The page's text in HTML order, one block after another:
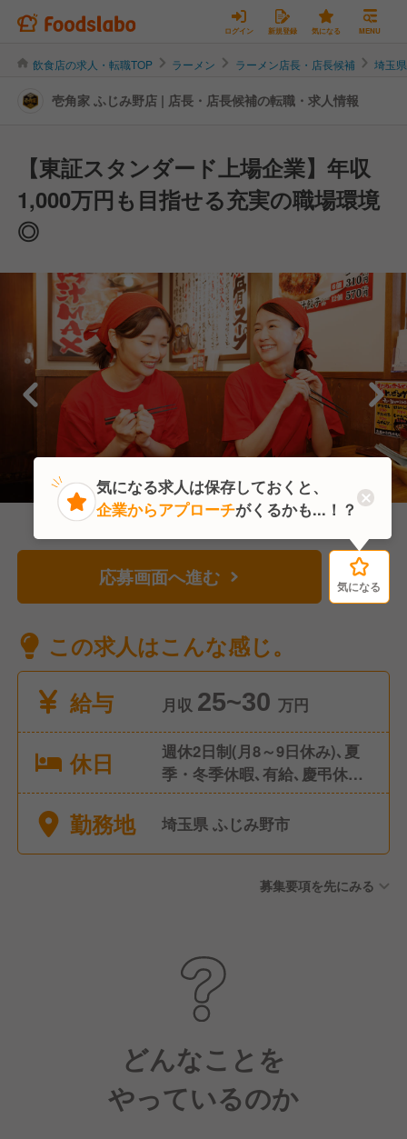
ログイン 新規登録 気になる MENU
飲食店の求人・転職TOP ラーメン ラーメン店長・店長候補 埼玉
壱角家 ふじみ野店 | 店長・店長候補の転職・求人情報
【東証スタンダード上場企業】年収
1,000万円も目指せる充実の職場環境
◎
応募画面へ進む 気になる
この求人はこんな感じ。
給与
月収 25~30 万円
休日
週休2日制(月8～9日休み)､夏
季・冬季休暇､有給､慶弔休暇
等
勤務地 埼玉県 ふじみ野市
募集要項を先にみる
どんなことを
やっているのか
気になる
気になる求人は保存しておくと、
企業からアプローチがくるかも...！？